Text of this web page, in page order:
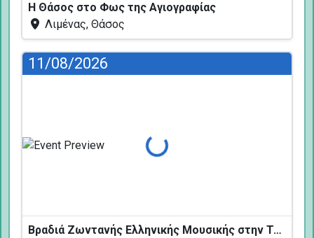
Η Θάσος στο Φως της Αγιογραφίας
Λιμένας, Θάσος
11/08/2026
Φόρτωση...
Βραδιά Ζωντανής Ελληνικής Μουσικής στην Ταβέρνα Κελάρι